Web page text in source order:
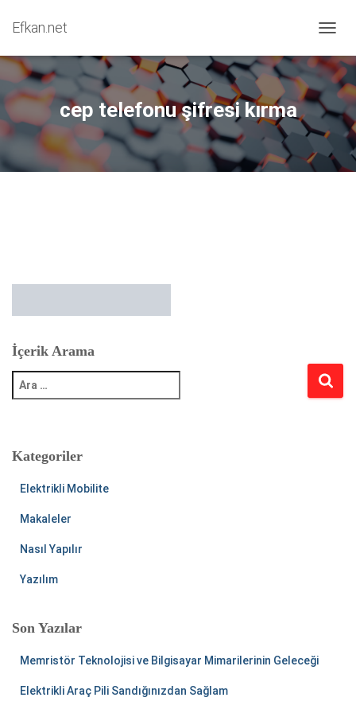
Efkan.net
cep telefonu şifresi kırma
İçerik Arama
r
a
Kategoriler
Elektrikli Mobilite
Makaleler
Nasıl Yapılır
Yazılım
Son Yazılar
Memristör Teknolojisi ve Bilgisayar Mimarilerinin Geleceği
Elektrikli Araç Pili Sandığınızdan Sağlam